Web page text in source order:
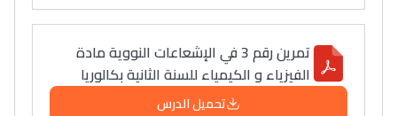
تمرين رقم 3 في الإشعاعات النووية مادة
الفيزياء و الكيمياء للسنة الثانية بكالوريا
تحميل الدرس